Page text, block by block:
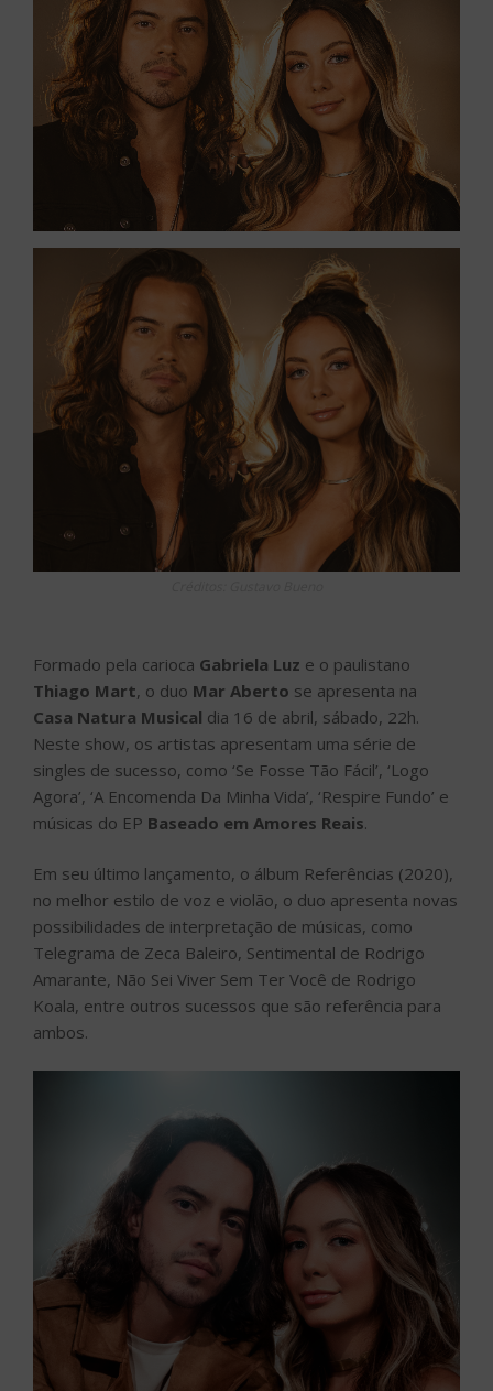
Formado pela carioca Gabriela Luz e o paulistano
Thiago Mart, o duo Mar Aberto se apresenta na
Casa Natura Musical dia 16 de abril, sábado, 22h.
Neste show, os artistas apresentam uma série de
singles de sucesso, como ‘Se Fosse Tão Fácil’, ‘Logo
Agora’, ‘A Encomenda Da Minha Vida’, ‘Respire Fundo’ e
músicas do EP Baseado em Amores Reais.
Em seu último lançamento, o álbum Referências (2020),
no melhor estilo de voz e violão, o duo apresenta novas
possibilidades de interpretação de músicas, como
Telegrama de Zeca Baleiro, Sentimental de Rodrigo
Amarante, Não Sei Viver Sem Ter Você de Rodrigo
Koala, entre outros sucessos que são referência para
ambos.